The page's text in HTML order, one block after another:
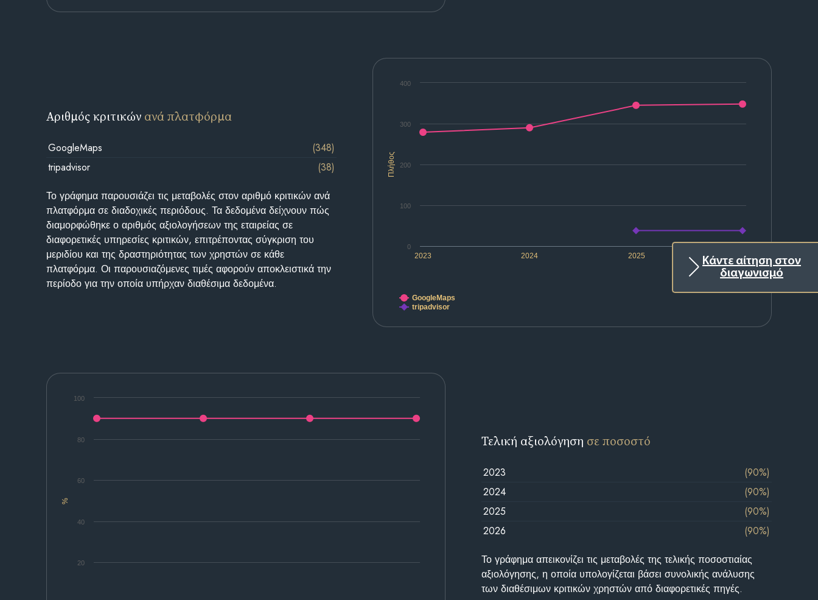
Κάντε αίτηση στον
διαγωνισμό
Πλήθος
2023 2024 2025 2026
0
100
200
300
400
GoogleMaps
tripadvisor
Αριθμός κριτικών ανά πλατφόρμα
GoogleMaps
(348)
tripadvisor
(38)
Το γράφημα παρουσιάζει τις μεταβολές στον αριθμό κριτικών ανά
πλατφόρμα σε διαδοχικές περιόδους. Τα δεδομένα δείχνουν πώς
διαμορφώθηκε ο αριθμός αξιολογήσεων της εταιρείας σε
διαφορετικές υπηρεσίες κριτικών, επιτρέποντας σύγκριση του
μεριδίου και της δραστηριότητας των χρηστών σε κάθε
πλατφόρμα. Οι παρουσιαζόμενες τιμές αφορούν αποκλειστικά την
περίοδο για την οποία υπήρχαν διαθέσιμα δεδομένα.
%
20
40
60
80
100
Τελική αξιολόγηση σε ποσοστό
2023
(90%)
2024
(90%)
2025
(90%)
2026
(90%)
Το γράφημα απεικονίζει τις μεταβολές της τελικής ποσοστιαίας
αξιολόγησης, η οποία υπολογίζεται βάσει συνολικής ανάλυσης
των διαθέσιμων κριτικών χρηστών από διαφορετικές πηγές.